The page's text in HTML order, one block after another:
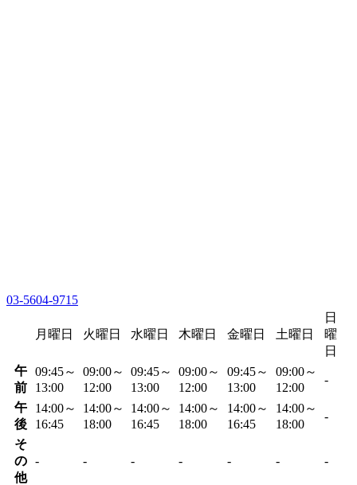
03-5604-9715
月曜日 火曜日 水曜日 木曜日 金曜日 土曜日
日
曜
日
午
前
09:45～
13:00
09:00～
12:00
09:45～
13:00
09:00～
12:00
09:45～
13:00
09:00～
12:00
-
午
後
14:00～
16:45
14:00～
18:00
14:00～
16:45
14:00～
18:00
14:00～
16:45
14:00～
18:00
-
そ
の
他
- - - - - - -